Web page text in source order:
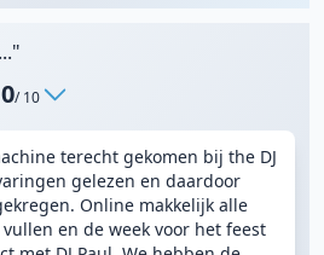
/ 10
terecht gekomen bij the DJ
gelezen en daardoor
Online makkelijk alle
en de week voor het feest